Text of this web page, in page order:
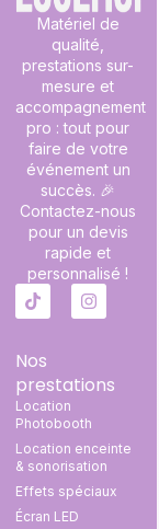
Matériel de
qualité,
prestations sur-
mesure et
accompagnement
pro : tout pour
faire de votre
événement un
succès. 🎉
Contactez-nous
pour un devis
rapide et
personnalisé !
Nos
prestations
Location
Photobooth
Location enceinte
& sonorisation
Effets spéciaux
Écran LED